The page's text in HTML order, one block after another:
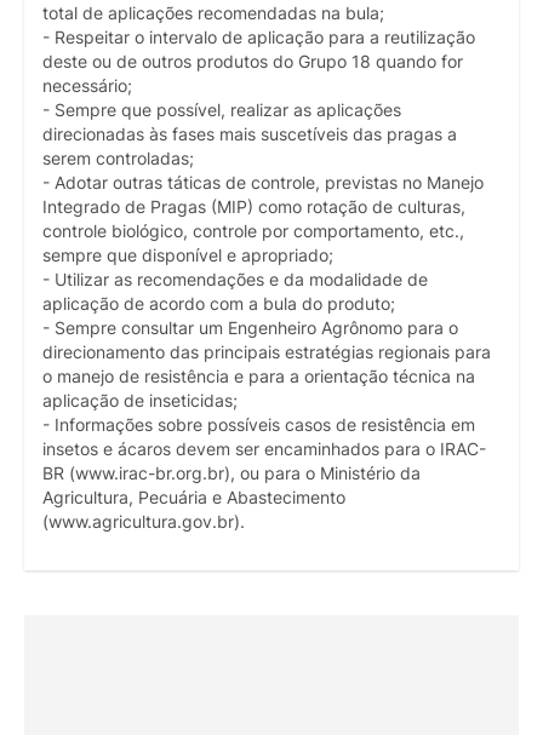
total de aplicações recomendadas na bula;
- Respeitar o intervalo de aplicação para a reutilização
deste ou de outros produtos do Grupo 18 quando for
necessário;
- Sempre que possível, realizar as aplicações
direcionadas às fases mais suscetíveis das pragas a
serem controladas;
- Adotar outras táticas de controle, previstas no Manejo
Integrado de Pragas (MIP) como rotação de culturas,
controle biológico, controle por comportamento, etc.,
sempre que disponível e apropriado;
- Utilizar as recomendações e da modalidade de
aplicação de acordo com a bula do produto;
- Sempre consultar um Engenheiro Agrônomo para o
direcionamento das principais estratégias regionais para
o manejo de resistência e para a orientação técnica na
aplicação de inseticidas;
- Informações sobre possíveis casos de resistência em
insetos e ácaros devem ser encaminhados para o IRAC-
BR (www.irac-br.org.br), ou para o Ministério da
Agricultura, Pecuária e Abastecimento
(www.agricultura.gov.br).